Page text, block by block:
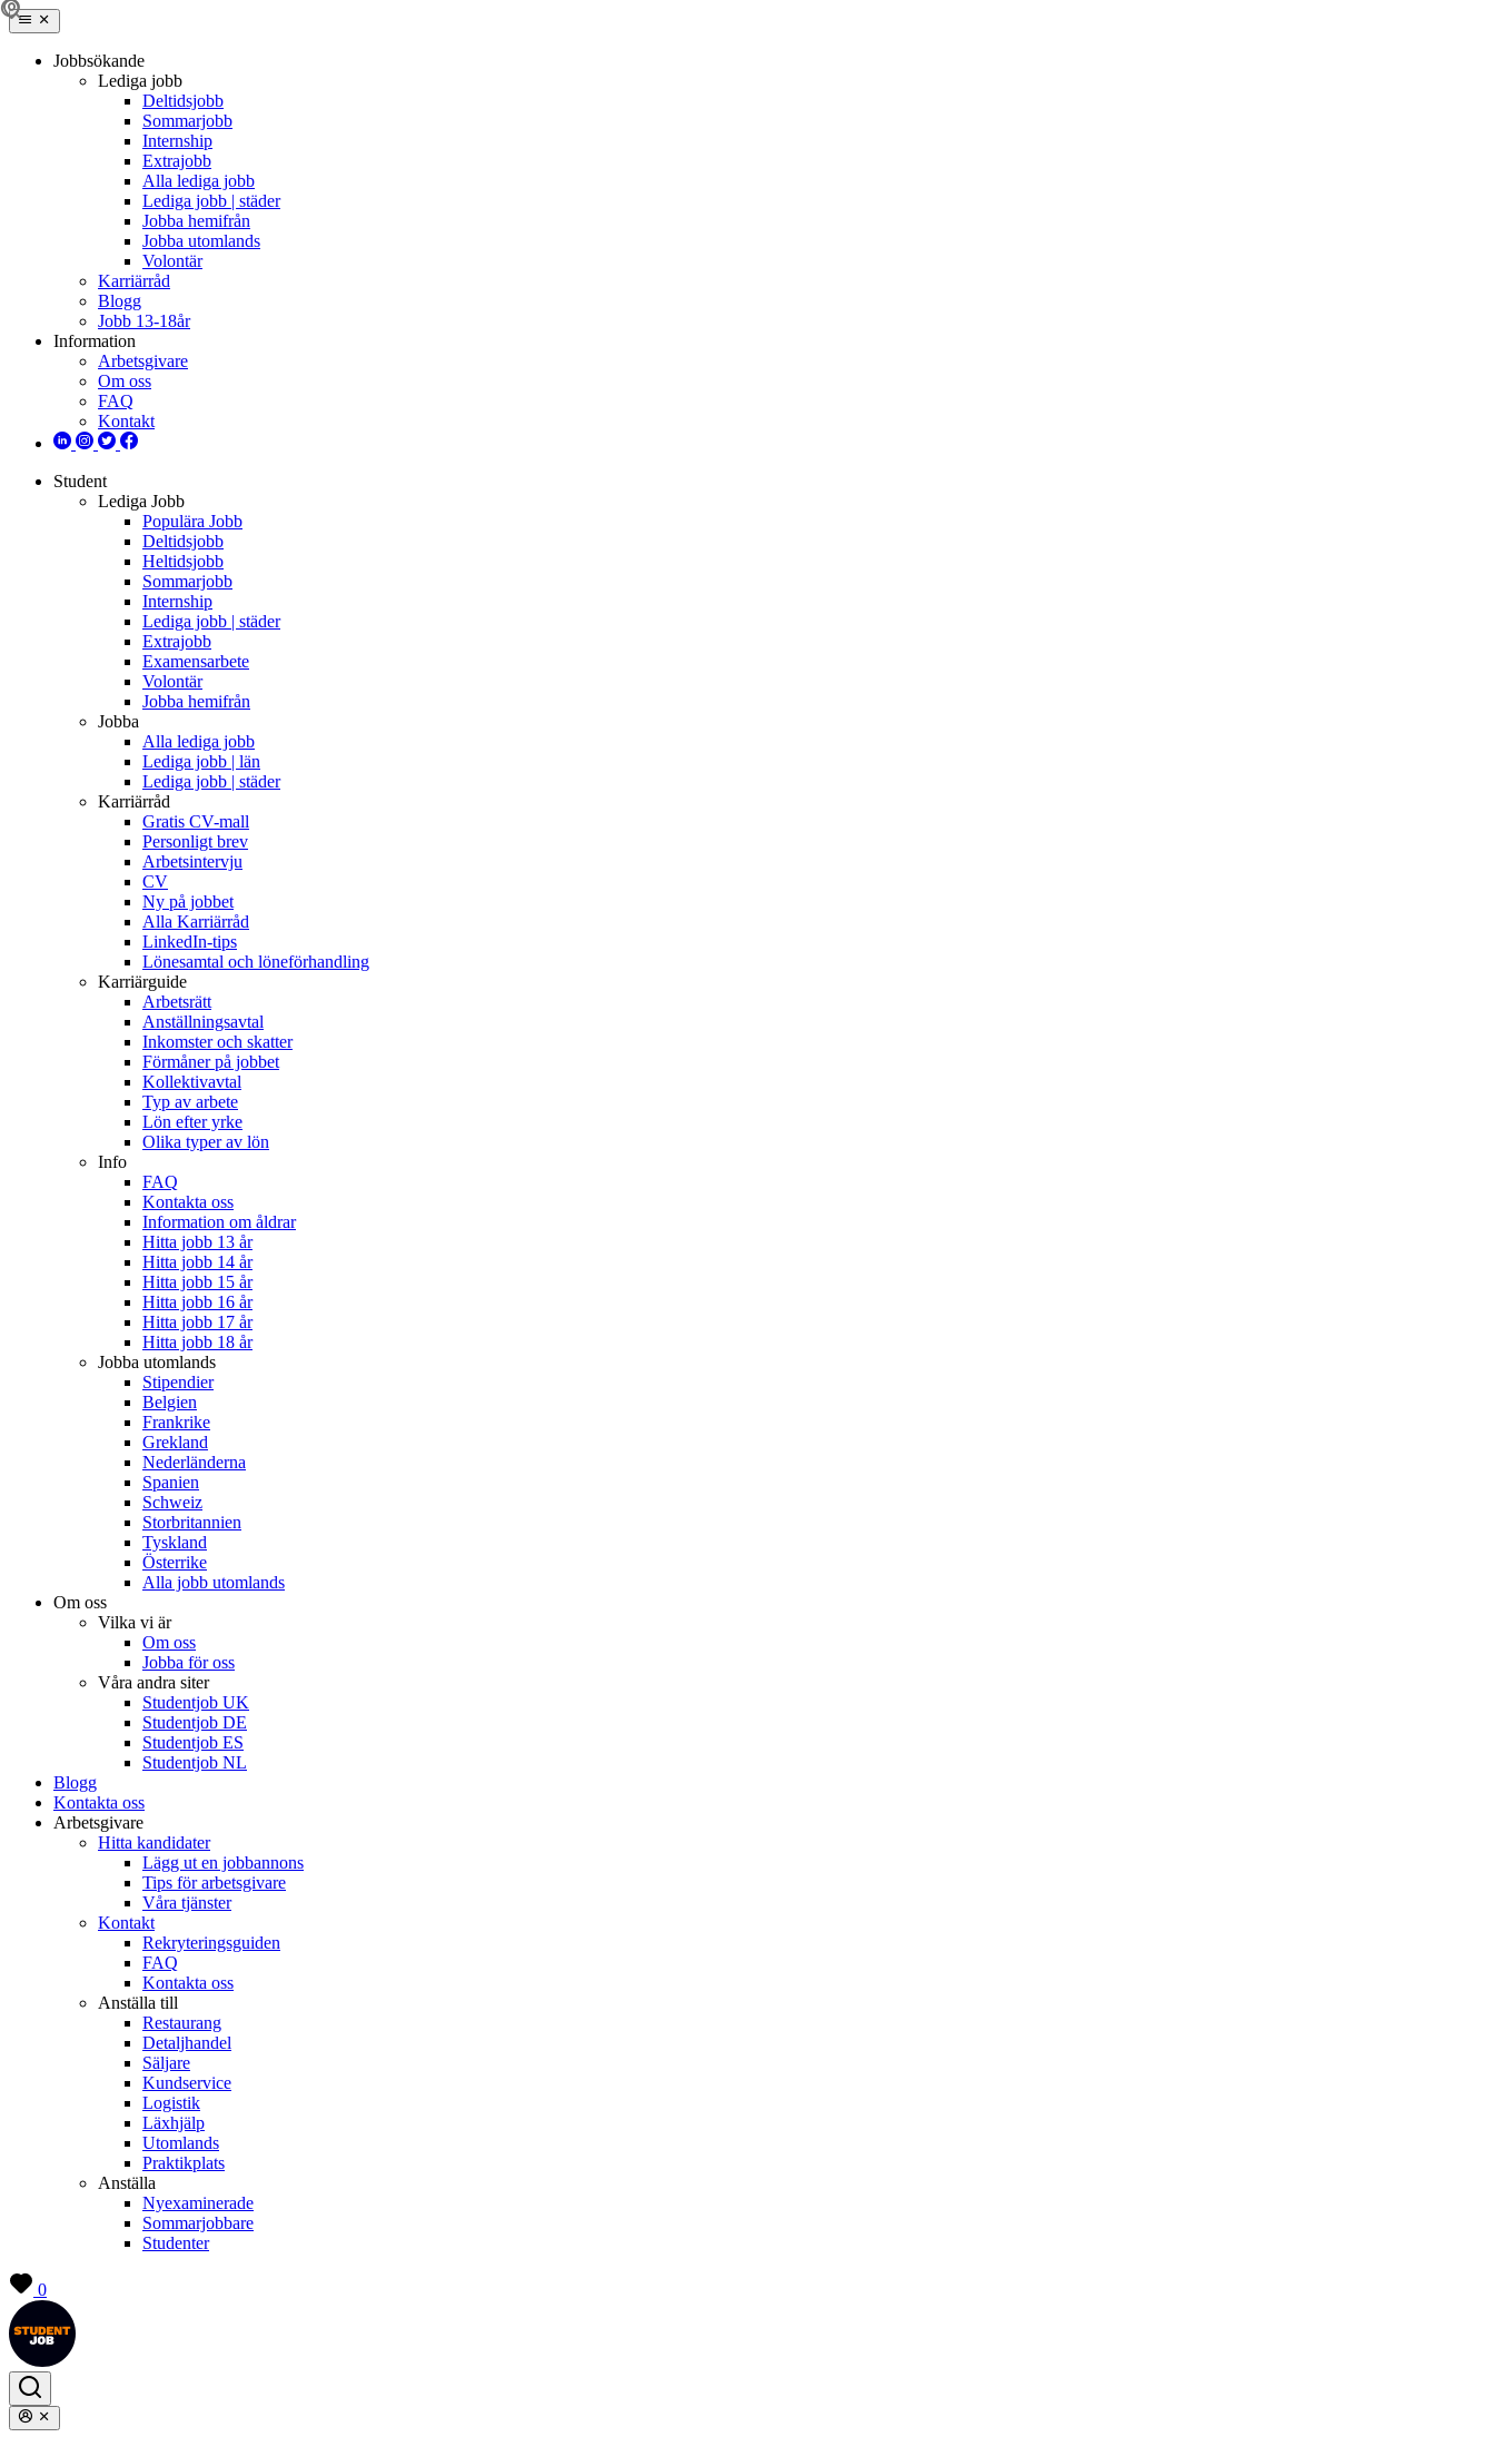
Jobbsökande
Lediga jobb
Deltidsjobb
Sommarjobb
Internship
Extrajobb
Alla lediga jobb
Lediga jobb | städer
Jobba hemifrån
Jobba utomlands
Volontär
Karriärråd
Blogg
Jobb 13-18år
Information
Arbetsgivare
Om oss
FAQ
Kontakt
Student
Lediga Jobb
Populära Jobb
Deltidsjobb
Heltidsjobb
Sommarjobb
Internship
Lediga jobb | städer
Extrajobb
Examensarbete
Volontär
Jobba hemifrån
Jobba
Alla lediga jobb
Lediga jobb | län
Lediga jobb | städer
Karriärråd
Gratis CV-mall
Personligt brev
Arbetsintervju
CV
Ny på jobbet
Alla Karriärråd
LinkedIn-tips
Lönesamtal och löneförhandling
Karriärguide
Arbetsrätt
Anställningsavtal
Inkomster och skatter
Förmåner på jobbet
Kollektivavtal
Typ av arbete
Lön efter yrke
Olika typer av lön
Info
FAQ
Kontakta oss
Information om åldrar
Hitta jobb 13 år
Hitta jobb 14 år
Hitta jobb 15 år
Hitta jobb 16 år
Hitta jobb 17 år
Hitta jobb 18 år
Jobba utomlands
Stipendier
Belgien
Frankrike
Grekland
Nederländerna
Spanien
Schweiz
Storbritannien
Tyskland
Österrike
Alla jobb utomlands
Om oss
Vilka vi är
Om oss
Jobba för oss
Våra andra siter
Studentjob UK
Studentjob DE
Studentjob ES
Studentjob NL
Blogg
Kontakta oss
Arbetsgivare
Hitta kandidater
Lägg ut en jobbannons
Tips för arbetsgivare
Våra tjänster
Kontakt
Rekryteringsguiden
FAQ
Kontakta oss
Anställa till
Restaurang
Detaljhandel
Säljare
Kundservice
Logistik
Läxhjälp
Utomlands
Praktikplats
Anställa
Nyexaminerade
Sommarjobbare
Studenter
0